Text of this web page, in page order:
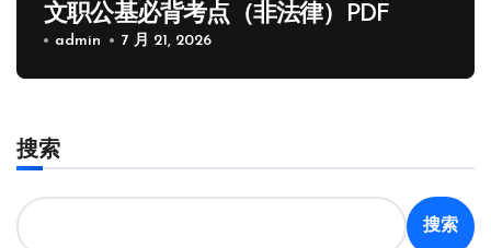
文职公基必背考点（非法律）PDF
admin 7 月 21, 2026
搜索
搜索